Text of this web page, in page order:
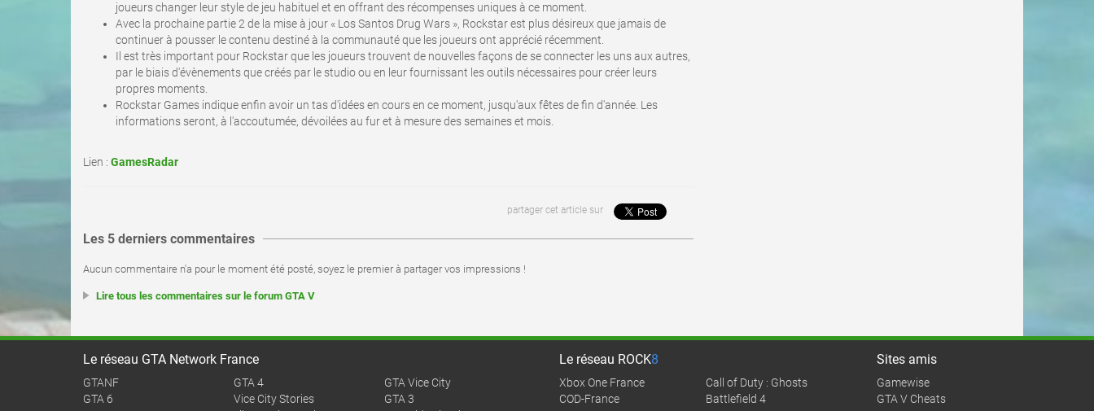
joueurs changer leur style de jeu habituel et en offrant des récompenses uniques à ce moment.
Avec la prochaine partie 2 de la mise à jour « Los Santos Drug Wars », Rockstar est plus désireux que jamais de
continuer à pousser le contenu destiné à la communauté que les joueurs ont apprécié récemment.
Il est très important pour Rockstar que les joueurs trouvent de nouvelles façons de se connecter les uns aux autres,
par le biais d'évènements que créés par le studio ou en leur fournissant les outils nécessaires pour créer leurs
propres moments.
Rockstar Games indique enfin avoir un tas d'idées en cours en ce moment, jusqu'aux fêtes de fin d'année. Les
informations seront, à l'accoutumée, dévoilées au fur et à mesure des semaines et mois.
Lien : GamesRadar
partager cet article sur
Les 5 derniers commentaires
Aucun commentaire n'a pour le moment été posté, soyez le premier à partager vos impressions !
Lire tous les commentaires sur le forum GTA V
Le réseau GTA Network France
GTANF
GTA 6
GTA 4
Vice City Stories
GTA Vice City
GTA 3
Le réseau ROCK8
Xbox One France
COD-France
Call of Duty : Ghosts
Battlefield 4
Sites amis
Gamewise
GTA V Cheats